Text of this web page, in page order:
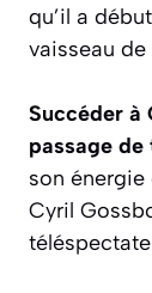
qu’il a
vaisseau
Succéder à
passage
son énergie
Cyril